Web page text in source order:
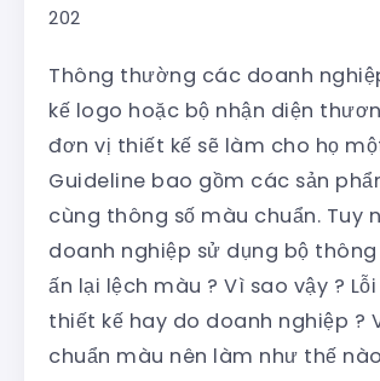
202
Thông thường các doanh
kế logo hoặc bộ nhận diện
đơn vị thiết kế sẽ làm cho họ
Guideline bao gồm các sản
cùng thông số màu chuẩn. Tuy
doanh nghiệp sử dụng bộ thông
ấn lại lệch màu ? Vì sao vậy ?
thiết kế hay do doanh nghiệp ?
chuẩn màu nên làm như thế